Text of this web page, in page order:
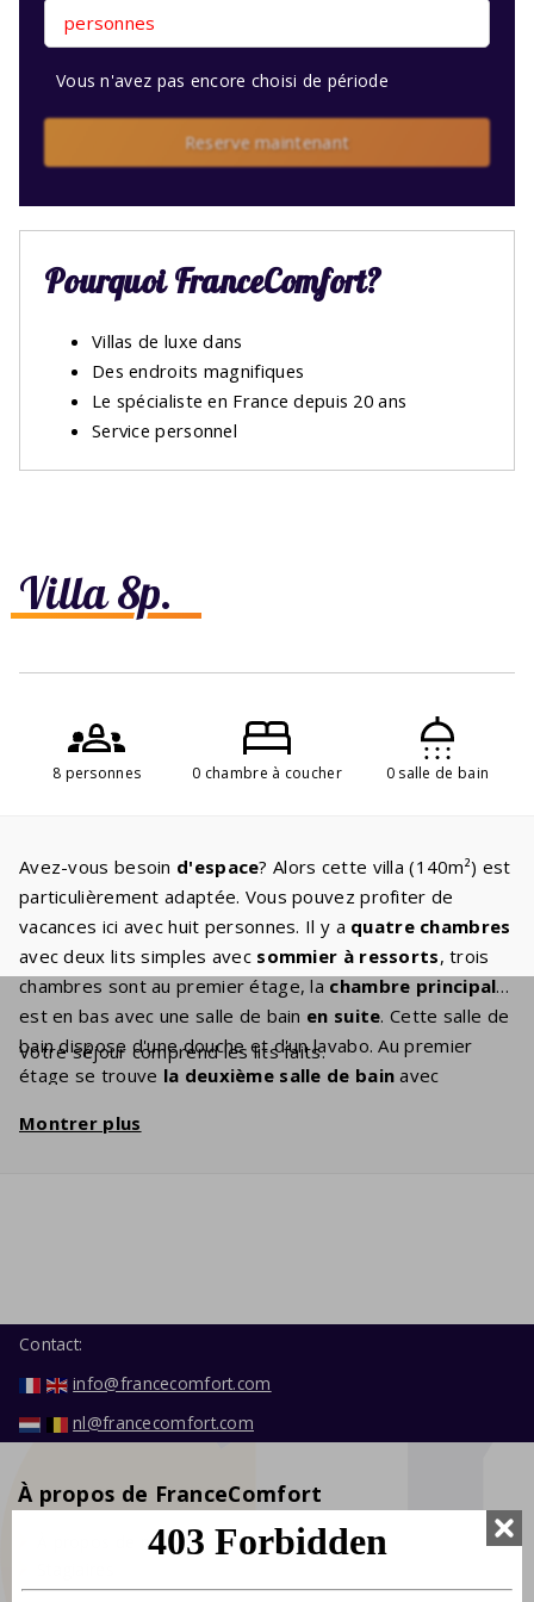
Villa 8p.
8 personnes 0 chambre à coucher 0 salle de bain
Avez-vous besoin d'espace? Alors cette villa (140m²) est
particulièrement adaptée. Vous pouvez profiter de
vacances ici avec huit personnes. Il y a quatre chambres
avec deux lits simples avec sommier à ressorts, trois
chambres sont au premier étage, la chambre principale
est en bas avec une salle de bain en suite. Cette salle de
bain dispose d'une douche et d'un lavabo. Au premier
étage se trouve la deuxième salle de bain avec
séparées à l’étage. Profitez ensemble d'un bon film sur
Votre séjour comprend les lits faits.
Montrer plus
personnes
Vous n'avez pas encore choisi de période
Reserve maintenant
Pourquoi FranceComfort?
Villas de luxe dans
Des endroits magnifiques
Le spécialiste en France depuis 20 ans
Service personnel
Contact:
info@francecomfort.com
nl@francecomfort.com
À propos de FranceComfort
À propos de nous